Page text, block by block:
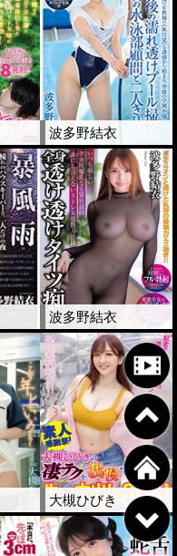
波多野結衣
波多野結衣
大槻ひびき